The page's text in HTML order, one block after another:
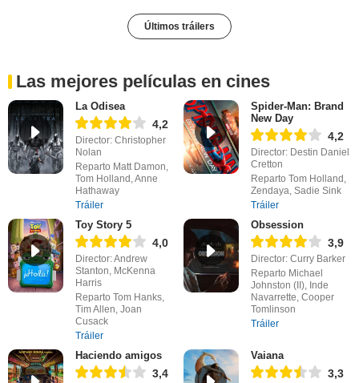
Últimos tráilers
Las mejores películas en cines
La Odisea
4,2
Director: Christopher
Nolan
Reparto Matt Damon,
Tom Holland, Anne
Hathaway
Tráiler
Spider-Man: Brand
New Day
4,2
Director: Destin Daniel
Cretton
Reparto Tom Holland,
Zendaya, Sadie Sink
Tráiler
Toy Story 5
4,0
Director: Andrew
Stanton, McKenna
Harris
Reparto Tom Hanks,
Tim Allen, Joan
Cusack
Tráiler
Obsession
3,9
Director: Curry Barker
Reparto Michael
Johnston (II), Inde
Navarrette, Cooper
Tomlinson
Tráiler
Haciendo amigos
3,4
Vaiana
3,3